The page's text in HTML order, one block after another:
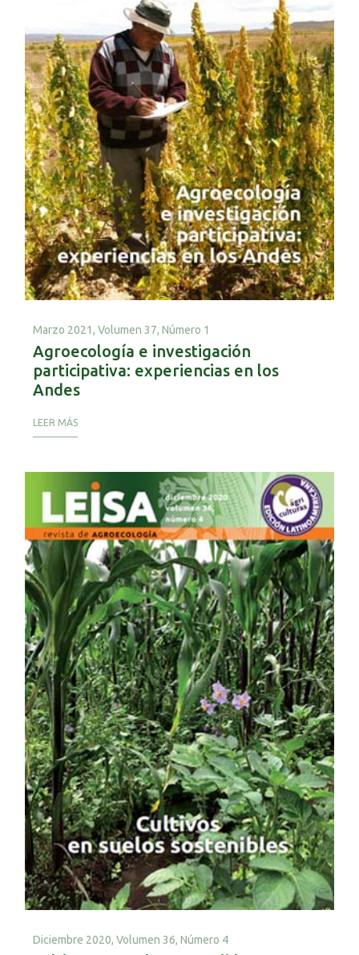
Marzo 2021, Volumen 37, Número 1
Agroecología e investigación
participativa: experiencias en los
Andes
LEER MÁS
Diciembre 2020, Volumen 36, Número 4